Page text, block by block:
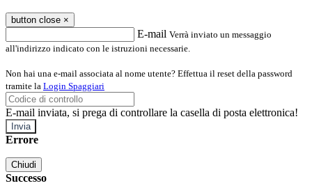
button close ×
E-mail Verrà inviato un messaggio
all'indirizzo indicato con le istruzioni necessarie.
Non hai una e-mail associata al nome utente? Effettua il reset della password
tramite la Login Spaggiari
E-mail inviata, si prega di controllare la casella di posta elettronica!
Errore
Chiudi
Successo